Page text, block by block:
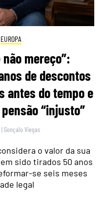
EUROPA
mereço”:
de descontos
antes do tempo e
“injusto”
| Gonçalo Viegas
o valor da sua
sido tirados 50 anos
se seis meses
legal